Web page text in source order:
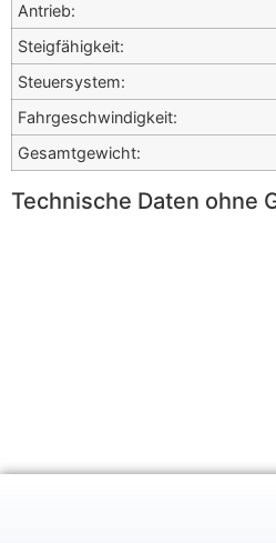
Antrieb:
Steigfähigkeit:
Steuersystem:
Fahrgeschwindigkeit:
Gesamtgewicht:
Technische Daten ohne